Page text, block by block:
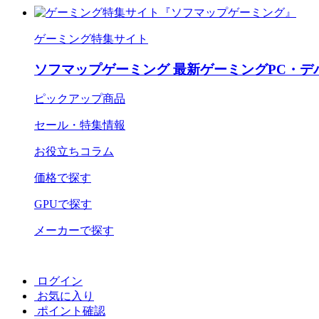
ゲーミング特集サイト
ソフマップゲーミング 最新ゲーミングPC・デ
ピックアップ商品
セール・特集情報
お役立ちコラム
価格で探す
GPUで探す
メーカーで探す
ログイン
お気に入り
ポイント確認